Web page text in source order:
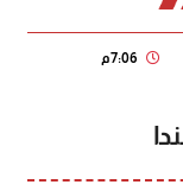
7:06 م